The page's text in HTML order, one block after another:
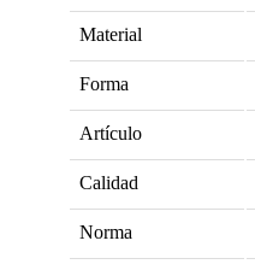
Material
Forma
Artículo
Calidad
Norma